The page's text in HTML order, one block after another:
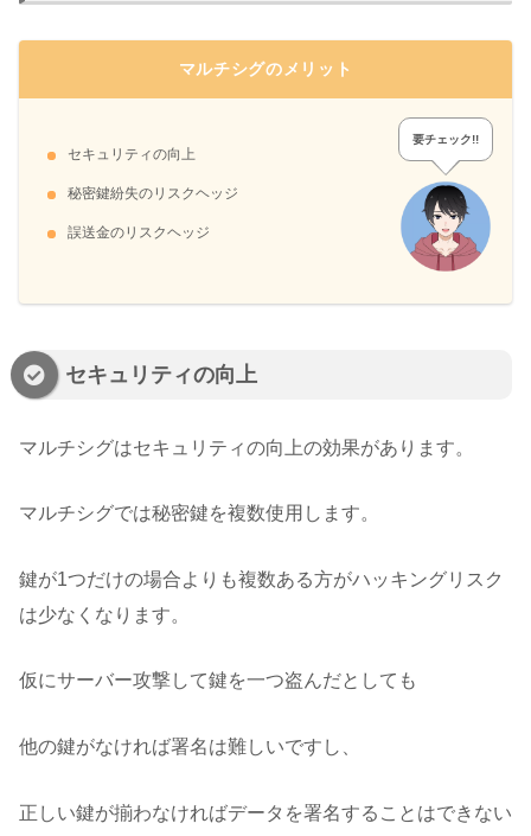
マルチシグのメリット
セキュリティの向上
秘密鍵紛失のリスクヘッジ
誤送金のリスクヘッジ
要チェック!!
セキュリティの向上
マルチシグはセキュリティの向上の効果があります。
マルチシグでは秘密鍵を複数使用します。
鍵が1つだけの場合よりも複数ある方がハッキングリスク
は少なくなります。
仮にサーバー攻撃して鍵を一つ盗んだとしても
他の鍵がなければ署名は難しいですし、
正しい鍵が揃わなければデータを署名することはできない